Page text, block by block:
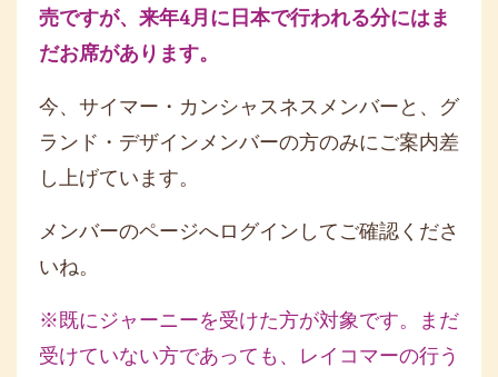
売ですが、来年4月に日本で行われる分にはま
だお席があります。
今、サイマー・カンシャスネスメンバーと、グ
ランド・デザインメンバーの方のみにご案内差
し上げています。
メンバーのページへログインしてご確認くださ
いね。
※既にジャーニーを受けた方が対象です。まだ
受けていない方であっても、レイコマーの行う